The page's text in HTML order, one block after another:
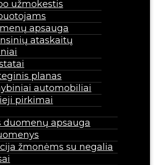
užmokestis
apsauga
ataskaitų
planas
automobiliai
pirkimai
duomenų apsauga
žmonėms su negalia